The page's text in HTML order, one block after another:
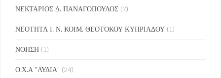
ΝΕΚΤΑΡΙΟΣ Δ. ΠΑΝΑΓΟΠΟΥΛΟΣ (7)
ΝΕΟΤΗΤΑ Ι. Ν. ΚΟΙΜ. ΘΕΟΤΟΚΟΥ ΚΥΠΡΙΑΔΟΥ (1)
ΝΟΗΣΗ (1)
Ο.Χ.Α "ΛΥΔΙΑ" (24)